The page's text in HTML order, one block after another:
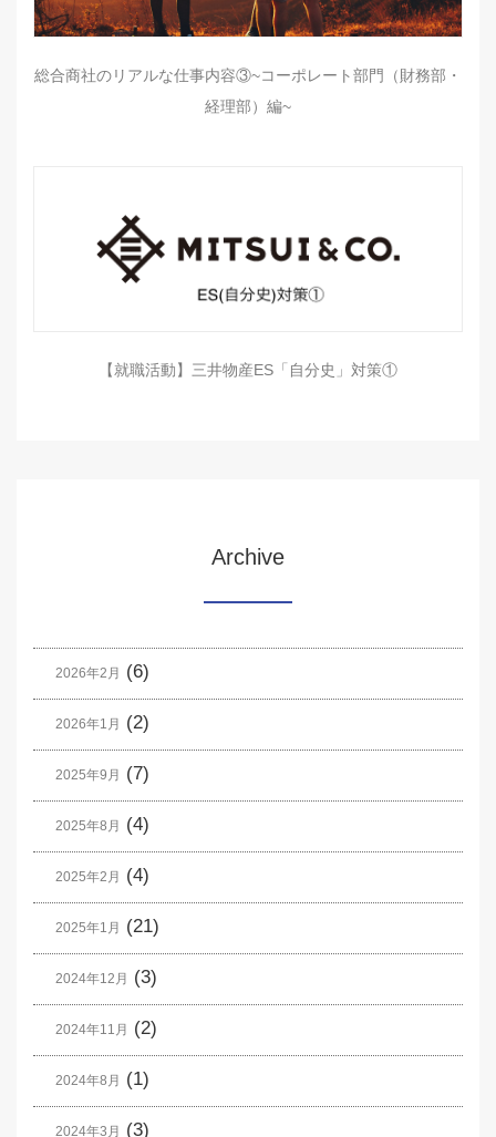
総合商社のリアルな仕事内容③~コーポレート部門（財務部・
経理部）編~
【就職活動】三井物産ES「自分史」対策①
Archive
2026年2月 (6)
2026年1月 (2)
2025年9月 (7)
2025年8月 (4)
2025年2月 (4)
2025年1月 (21)
2024年12月 (3)
2024年11月 (2)
2024年8月 (1)
2024年3月 (3)